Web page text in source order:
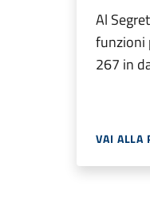
Al
funzioni
267 in
VAI ALLA